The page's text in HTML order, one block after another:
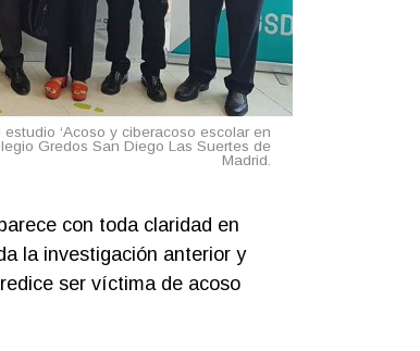
‘Acoso y ciberacoso escolar en
Gredos San Diego Las Suertes de
Madrid.
con toda claridad en
la investigación anterior y
ser víctima de acoso